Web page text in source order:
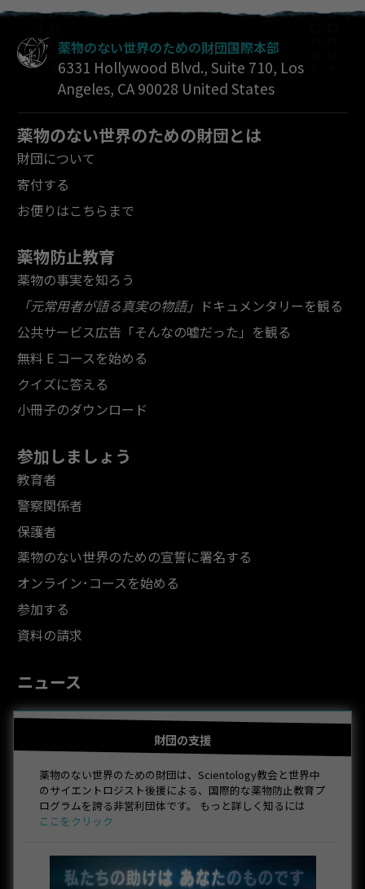
薬物のない世界のための財団国際本部
6331 Hollywood Blvd., Suite 710, Los
Angeles, CA 90028 United States
薬物のない世界のための財団とは
財団について
寄付する
お便りはこちらまで
薬物防止教育
薬物の事実を知ろう
「元常用者が語る真実の物語」 ドキュメンタリーを観る
公共サービス広告「そんなの嘘だった」を観る
無料 E コースを始める
クイズに答える
小冊子のダウンロード
参加しましょう
教育者
警察関係者
保護者
薬物のない世界のための宣誓に署名する
オンライン･コースを始める
参加する
資料の請求
ニュース
財団の支援
薬物のない世界のための財団は、Scientology教会と世界中
のサイエントロジスト後援による、国際的な薬物防止教育プ
ログラムを誇る非営利団体です。 もっと詳しく知るには
ここをクリック